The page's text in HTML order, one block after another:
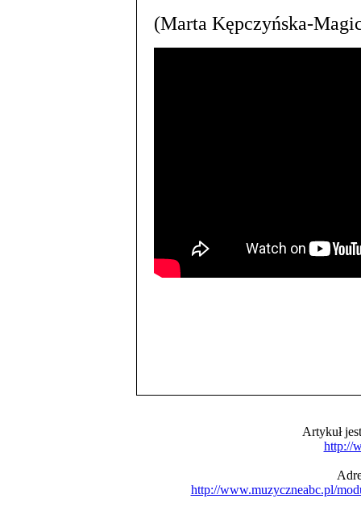
(Marta Kępczyńska-
Artykuł
http://
http://www.muzyczneabc.pl/